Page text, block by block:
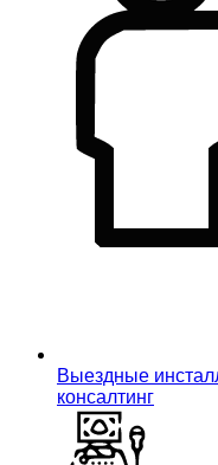
Выездные
консалтинг